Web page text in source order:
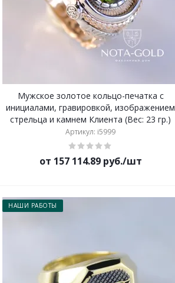
Мужское золотое кольцо-печатка с
инициалами, гравировкой, изображением
стрельца и камнем Клиента (Вес: 23 гр.)
Артикул: i5999
от 157 114.89 руб./шт
НАШИ РАБОТЫ